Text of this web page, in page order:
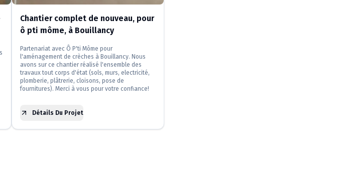
Chantier complet de nouveau, pour
ô pti môme, à Bouillancy
Partenariat avec Ô P'ti Môme pour
l'aménagement de crèches à Bouillancy. Nous
avons sur ce chantier réalisé l'ensemble des
travaux tout corps d'état (sols, murs, electricité,
plomberie, plâtrerie, cloisons, pose de
fournitures). Merci à vous pour votre confiance!
Détails Du Projet